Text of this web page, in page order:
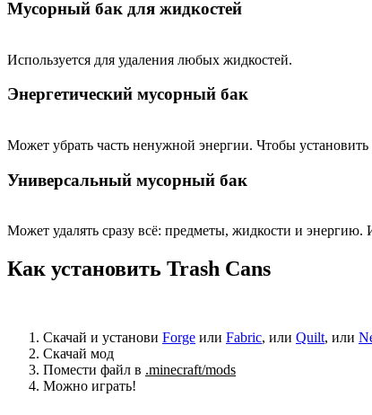
Мусорный бак для жидкостей
Используется для удаления любых жидкостей.
Энергетический мусорный бак
Может убрать часть ненужной энергии. Чтобы
Универсальный мусорный бак
Может удалять сразу всё: предметы, жидкости и энергию.
Как установить Trash Cans
Скачай и установи Forge или Fabric, или Quilt, или
Скачай мод
Помести файл в .minecraft/mods
Можно играть!